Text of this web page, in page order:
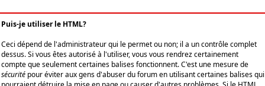
Puis-je utiliser le HTML?
Ceci dépend de l'administrateur qui le permet ou non; il a un contrôle complet
dessus. Si vous êtes autorisé à l'utiliser, vous vous rendrez certainement
compte que seulement certaines balises fonctionnent. C'est une mesure de
sécurité pour éviter aux gens d'abuser du forum en utilisant certaines balises qui